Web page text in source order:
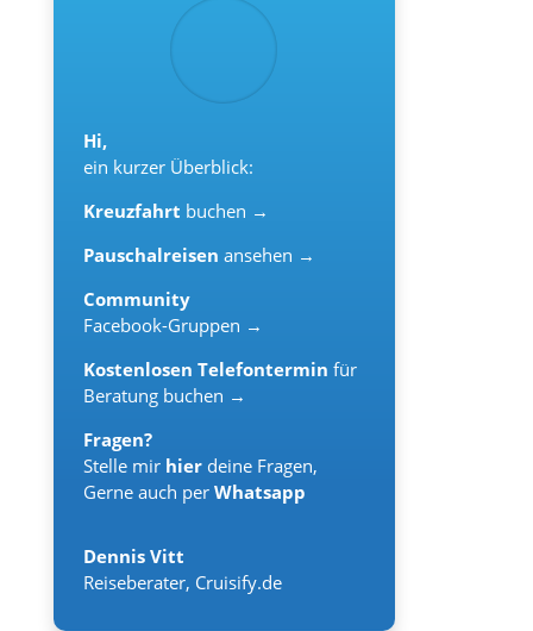
Hi,
ein kurzer Überblick:
Kreuzfahrt buchen →
Pauschalreisen ansehen →
Community
Facebook-Gruppen →
Kostenlosen Telefontermin für
Beratung buchen →
Fragen?
Stelle mir hier deine Fragen,
Gerne auch per Whatsapp
Dennis Vitt
Reiseberater, Cruisify.de